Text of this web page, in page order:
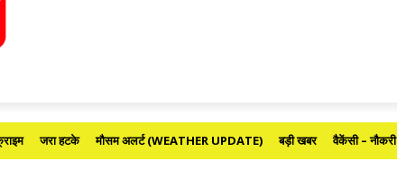
जरा हटके मौसम अलर्ट (WEATHER UPDATE) बड़ी खबर वैकेंसी – नौकरी